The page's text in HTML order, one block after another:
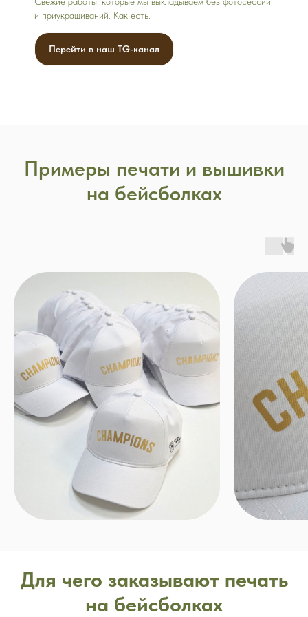
и приукрашиваний. Как есть.
Перейти в наш TG-канал
Примеры печати и вышивки
на бейсболках
Для чего заказывают печать
на бейсболках